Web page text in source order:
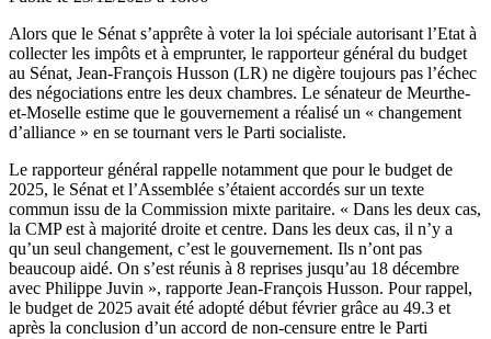
Alors que le Sénat s’apprête à voter la loi spéciale autorisant l’Etat à
collecter les impôts et à emprunter, le rapporteur général du budget
au Sénat, Jean-François Husson (LR) ne digère toujours pas l’échec
des négociations entre les deux chambres. Le sénateur de Meurthe-
et-Moselle estime que le gouvernement a réalisé un « changement
d’alliance » en se tournant vers le Parti socialiste.
Le rapporteur général rappelle notamment que pour le budget de
2025, le Sénat et l’Assemblée s’étaient accordés sur un texte
commun issu de la Commission mixte paritaire. « Dans les deux cas,
la CMP est à majorité droite et centre. Dans les deux cas, il n’y a
qu’un seul changement, c’est le gouvernement. Ils n’ont pas
beaucoup aidé. On s’est réunis à 8 reprises jusqu’au 18 décembre
avec Philippe Juvin », rapporte Jean-François Husson. Pour rappel,
le budget de 2025 avait été adopté début février grâce au 49.3 et
après la conclusion d’un accord de non-censure entre le Parti